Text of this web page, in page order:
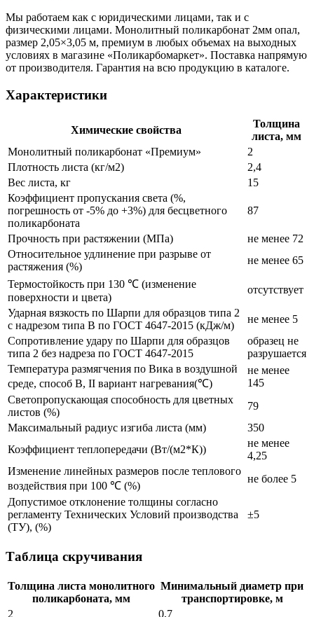
Мы работаем как с юридическими лицами, так и с
физическими лицами. Монолитный поликарбонат 2мм опал,
размер 2,05×3,05 м, премиум в любых объемах на выходных
условиях в магазине «Поликарбомаркет». Поставка напрямую
от производителя. Гарантия на всю продукцию в каталоге.
Характеристики
Химические свойства
Толщина
листа, мм
Монолитный поликарбонат «Премиум»
2
Плотность листа (кг/м2)
2,4
Вес листа, кг
15
Коэффициент пропускания света (%,
погрешность от -5% до +3%) для бесцветного
поликарбоната
87
Прочность при растяжении (МПа)
не менее 72
Относительное удлинение при разрыве от
растяжения (%)
не менее 65
Термостойкость при 130 ℃ (изменение
поверхности и цвета)
отсутствует
Ударная вязкость по Шарпи для образцов типа 2
с надрезом типа В по ГОСТ 4647-2015 (кДж/м)
не менее 5
Сопротивление удару по Шарпи для образцов
типа 2 без надреза по ГОСТ 4647-2015
образец не
разрушается
Температура размягчения по Вика в воздушной
среде, способ В, II вариант нагревания(℃)
не менее
145
Светопропускающая способность для цветных
листов (%)
79
Максимальный радиус изгиба листа (мм)
350
Коэффициент теплопередачи (Вт/(м2*К))
не менее
4,25
Изменение линейных размеров после теплового
воздействия при 100 ℃ (%)
не более 5
Допустимое отклонение толщины согласно
регламенту Технических Условий производства
(ТУ), (%)
±5
Таблица скручивания
Толщина листа монолитного
поликарбоната, мм
Минимальный диаметр при
транспортировке, м
2
0,7